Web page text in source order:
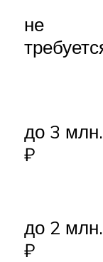
не
до 3 млн.
₽
до 2 млн.
₽